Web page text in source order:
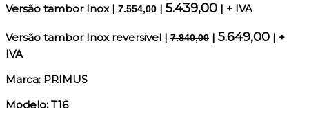
Versão tambor Inox| 7.554,00 | 5.439,00 | + IVA
Versão tambor Inox reversivel | 7.840,00 | 5.649,00 | +
IVA
Marca: PRIMUS
Modelo: T16